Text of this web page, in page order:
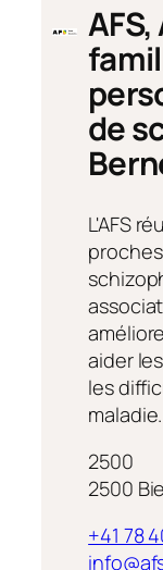
de
L'AFS
aider
les
maladie.
2500
2500
+41 78